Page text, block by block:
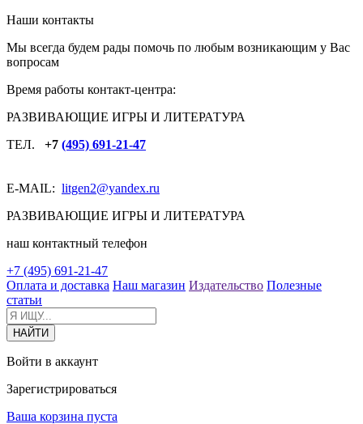
Наши контакты
Мы всегда будем рады помочь по любым возникающим у Вас
вопросам
Время работы контакт-центра:
РАЗВИВАЮЩИЕ ИГРЫ И ЛИТЕРАТУРА
ТЕЛ. +7 (495) 691-21-47
E-MAIL: litgen2@yandex.ru
РАЗВИВАЮЩИЕ ИГРЫ И ЛИТЕРАТУРА
наш контактный телефон
+7 (495) 691-21-47
Оплата и доставка Наш магазин Издательство Полезные
статьи
Войти в аккаунт
Зарегистрироваться
Ваша корзина пуста